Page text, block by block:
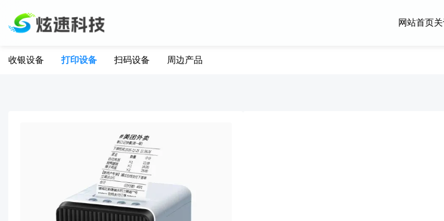
网站首页
收银设备 打印设备 扫码设备 周边产品